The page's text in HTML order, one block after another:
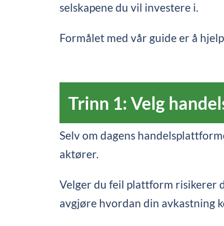
selskapene du vil investere i.
Formålet med vår guide er å
Trinn 1: Velg
Selv om dagens
aktører.
Velger du feil plattform risikerer
avgjøre hvordan din avkastning